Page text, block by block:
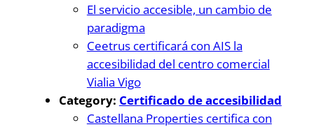
El servicio accesible, un cambio de
paradigma
Ceetrus certificará con AIS la
accesibilidad del centro comercial
Vialia Vigo
Category: Certificado de accesibilidad
Castellana Properties certifica con